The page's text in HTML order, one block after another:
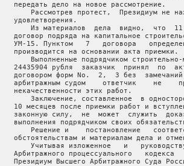
   передать дело на новое рассмотрение.
Рассмотрев протест,  Президиум не
   удовлетворения.
Из материалов  дела  видно,  что
договор подряда на капитальное
УМ-15. Пунктом   7   договора
   производится на основании акта приемки.
Выполненные подрядчиком
24435904 рубля  заказчик  принял  по
договором форм No.  2,  3 без
арбитражным судом    ответчик    не
   некачественности этих работ.
Заключение, составленное  в
10 месяцев после приемки работ и
законную силу,  не  может  служить
выполнения подрядчиком своих
Решение и    постановление
обстоятельствам и материалам дела и
Учитывая изложенное   и
Арбитражного процессуального   кодекса
Президиум Высшего Арбитражного Суда